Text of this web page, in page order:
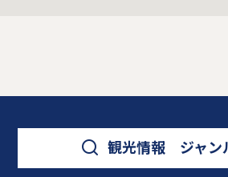
観光情報 ジャン